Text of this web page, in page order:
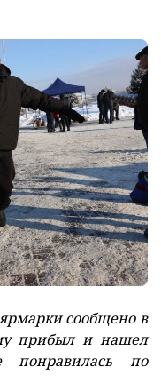
сообщено в
прибыл и нашел
понравилась по